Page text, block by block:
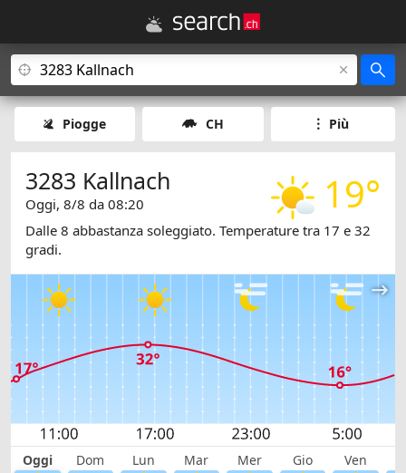
Piogge CH Più
19°
3283 Kallnach
Oggi, 8/8 da 08:20
Dalle 8 abbastanza soleggiato. Temperature tra 17 e 32
gradi.
Oggi Dom Lun Mar Mer Gio Ven